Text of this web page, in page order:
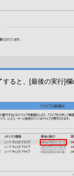
すると、[最後の実行]欄